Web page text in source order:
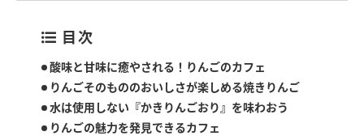
目次
酸味と甘味に癒やされる！りんごのカフェ
りんごそのもののおいしさが楽しめる焼きりんご
水は使用しない『かきりんごおり』を味わおう
りんごの魅力を発見できるカフェ